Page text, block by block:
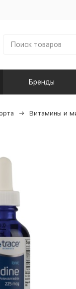
Бренды
Витамины и